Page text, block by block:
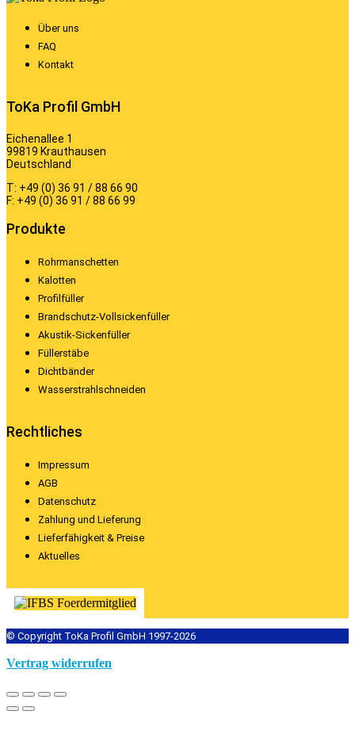
Über uns
FAQ
Kontakt
ToKa Profil GmbH
Eichenallee 1
99819 Krauthausen
Deutschland
T: +49 (0) 36 91 / 88 66 90
F: +49 (0) 36 91 / 88 66 99
Produkte
Rohrmanschetten
Kalotten
Profilfüller
Brandschutz-Vollsickenfüller
Akustik-Sickenfüller
Füllerstäbe
Dichtbänder
Wasserstrahlschneiden
Rechtliches
Impressum
AGB
Datenschutz
Zahlung und Lieferung
Lieferfähigkeit & Preise
Aktuelles
© Copyright ToKa Profil GmbH 1997-2026
Vertrag widerrufen